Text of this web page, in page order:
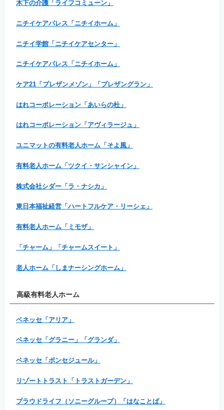
木下の介護「ライフコミューン」
ニチイケアパレス「ニチイホーム」
ニチイ学館「ニチイケアセンター」
ニチイケアパレス「ニチイホーム」
ケア21「プレザンメゾン」「プレザングラン」
はれコーポレーション「あいらの杜」
はれコーポレーション「アヴィラージュ」
ユニマットの有料老人ホーム「そよ風」
有料老人ホーム「ツクイ・サンシャイン」
株式会社シダー「ラ・ナシカ」
東日本福祉経営「ハートフルケア・リーシェ」
有料老人ホーム「ミモザ」
「チャーム」「チャームスイート」
老人ホーム「しまナーシングホーム」
高級有料老人ホーム
ベネッセ「アリア」
ベネッセ「グラニー」「グランダ」
ベネッセ「ボンセジュール」
リゾートトラスト「トラストガーデン」
プラウドライフ（ソニーグループ）「はなことば」